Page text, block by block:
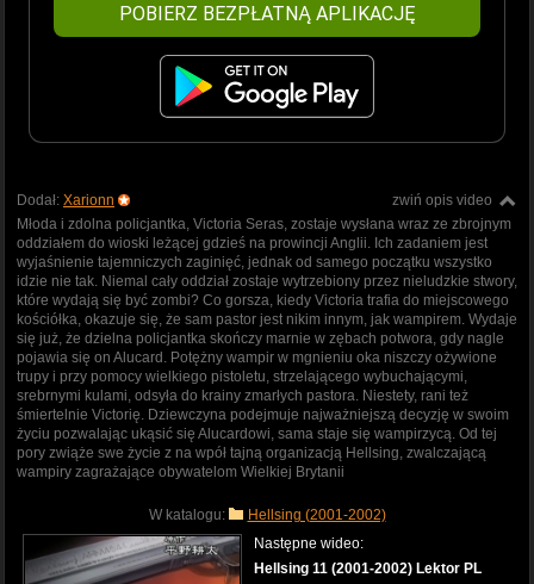
POBIERZ BEZPŁATNĄ APLIKACJĘ
zwiń opis video
Dodał: Xarionn
Młoda i zdolna policjantka, Victoria Seras, zostaje wysłana wraz ze zbrojnym
oddziałem do wioski leżącej gdzieś na prowincji Anglii. Ich zadaniem jest
wyjaśnienie tajemniczych zaginięć, jednak od samego początku wszystko
idzie nie tak. Niemal cały oddział zostaje wytrzebiony przez nieludzkie stwory,
które wydają się być zombi? Co gorsza, kiedy Victoria trafia do miejscowego
kościółka, okazuje się, że sam pastor jest nikim innym, jak wampirem. Wydaje
się już, że dzielna policjantka skończy marnie w zębach potwora, gdy nagle
pojawia się on Alucard. Potężny wampir w mgnieniu oka niszczy ożywione
trupy i przy pomocy wielkiego pistoletu, strzelającego wybuchającymi,
srebrnymi kulami, odsyła do krainy zmarłych pastora. Niestety, rani też
śmiertelnie Victorię. Dziewczyna podejmuje najważniejszą decyzję w swoim
życiu pozwalając ukąsić się Alucardowi, sama staje się wampirzycą. Od tej
pory zwiąże swe życie z na wpół tajną organizacją Hellsing, zwalczającą
wampiry zagrażające obywatelom Wielkiej Brytanii
W katalogu: Hellsing (2001-2002)
Następne wideo:
Hellsing 11 (2001-2002) Lektor PL